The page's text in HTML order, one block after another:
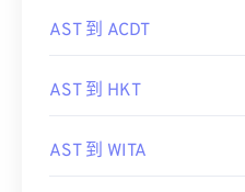
AST 到 ACDT
AST 到 HKT
AST 到 WITA